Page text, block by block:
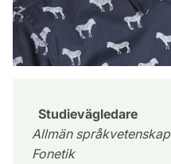
Studievägledare
Allmän språkvetenskap
Fonetik